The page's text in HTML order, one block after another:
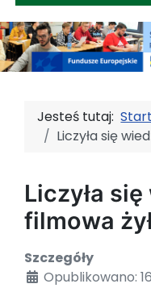
Jesteś tutaj:Start
Liczyła się
Liczyła
filmowa
Szczegóły
Opublikowano: